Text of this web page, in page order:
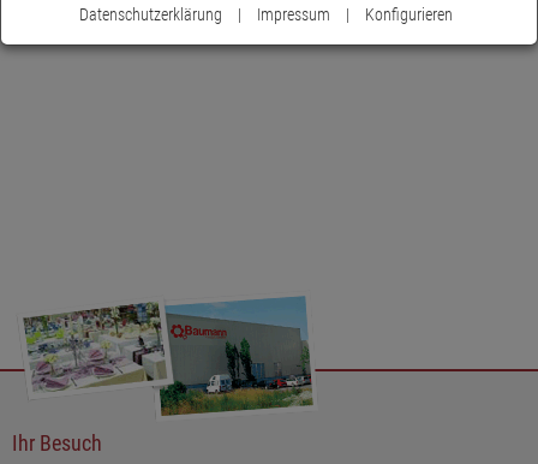
Ihr Besuch
Datenschutzerklärung | Impressum | Konfigurieren